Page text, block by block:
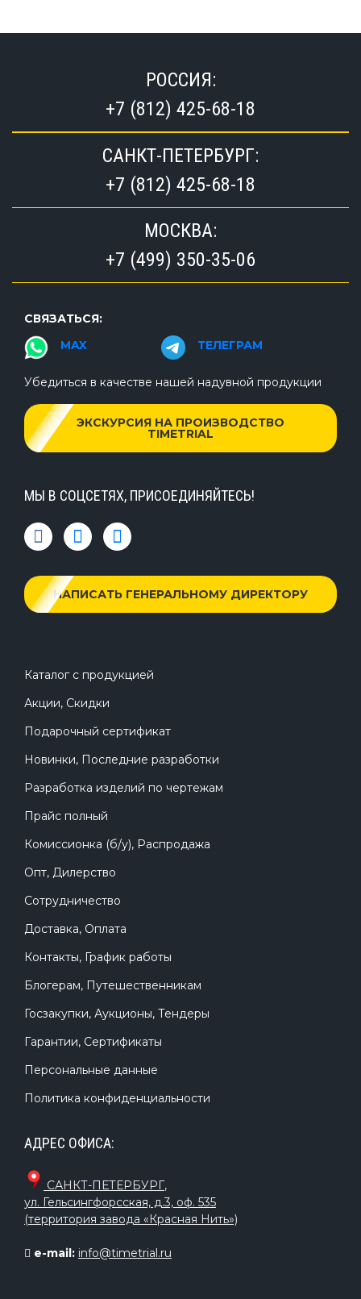
РОССИЯ:
+7 (812) 425-68-18
САНКТ-ПЕТЕРБУРГ:
+7 (812) 425-68-18
МОСКВА:
+7 (499) 350-35-06
СВЯЗАТЬСЯ:
MAX
ТЕЛЕГРАМ
Убедиться в качестве нашей надувной продукции
ЭКСКУРСИЯ НА ПРОИЗВОДСТВО
TIMETRIAL
МЫ В СОЦСЕТЯХ, ПРИСОЕДИНЯЙТЕСЬ!
НАПИСАТЬ ГЕНЕРАЛЬНОМУ ДИРЕКТОРУ
Каталог с продукцией
Акции, Скидки
Подарочный сертификат
Новинки, Последние разработки
Разработка изделий по чертежам
Прайс полный
Комиссионка (б/у), Распродажа
Опт, Дилерство
Сотрудничество
Доставка, Оплата
Контакты, График работы
Блогерам, Путешественникам
Госзакупки, Аукционы, Тендеры
Гарантии, Сертификаты
Персональные данные
Политика конфиденциальности
АДРЕС ОФИСА:
САНКТ-ПЕТЕРБУРГ,
ул. Гельсингфорсская, д.3, оф. 535
(территория завода «Красная Нить»)
e-mail: info@timetrial.ru